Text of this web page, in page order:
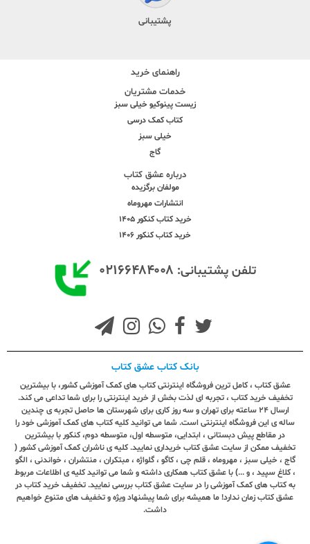
پشتیبانی
راهنمای خرید
خدمات مشتریان
زیست پینوکیو خیلی سبز
کتاب کمک درسی
خیلی سبز
گاج
درباره عشق کتاب
مولفان برگزیده
انتشارات مهروماه
خرید کتاب کنکور 1405
خرید کتاب کنکور 1406
تلفن پشتیبانی: ۰۲۱۶۶۴۸۴۰۰۸
بانک کتاب عشق کتاب
عشق کتاب ، کامل ترین فروشگاه اینترنتی کتاب های کمک آموزشی کشور، با بیشترین
تخفیف خرید کتاب ، تجربه ای لذت بخش از خرید اینترنتی را برای شما تداعی می کند.
ارسال ٢٤ ساعته برای تهران و سه روز کاری برای شهرستان ها حاصل تجربه ی چندین
ساله ی این فروشگاه اینترنتی است. شما می توانید کلیه کتاب های کمک آموزشی خود را
در مقاطع پیش دبستانی ، ابتدایی، متوسطه اول، متوسطه دوم، کنکور با بیشترین
تخفیف ممکن از سایت عشق کتاب خریداری نمایید. کلیه ی ناشران کمک آموزشی کشور (
گاج ، خیلی سبز ، مهروماه ، قلم چی ، کاگو ، گلواژه ، مبتکران ، منتشران ، خواندنی ، الگو
، کلاغ سپید ، و ...) با عشق کتاب همکاری داشته و شما می توانید کلیه ی اطلاعات مربوط
به کتاب های کمک آموزشی را در سایت عشق کتاب بررسی نمایید. تخفیف خرید کتاب در
عشق کتاب زمان ندارد! ما همیشه برای شما پیشنهاد ویژه و تخفیف های متنوع خواهیم
داشت.